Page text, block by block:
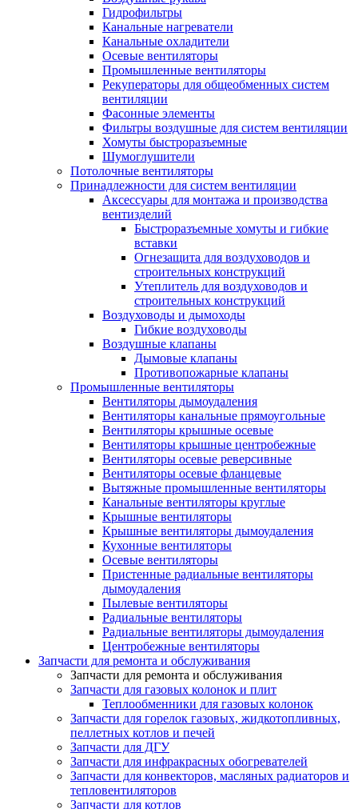
Гидрофильтры
Канальные нагреватели
Канальные охладители
Осевые вентиляторы
Промышленные вентиляторы
Рекуператоры для общеобменных систем
вентиляции
Фасонные элементы
Фильтры воздушные для систем вентиляции
Хомуты быстроразъемные
Шумоглушители
Потолочные вентиляторы
Принадлежности для систем вентиляции
Аксессуары для монтажа и производства
вентизделий
Быстроразъемные хомуты и гибкие
вставки
Огнезащита для воздуховодов и
строительных конструкций
Утеплитель для воздуховодов и
строительных конструкций
Воздуховоды и дымоходы
Гибкие воздуховоды
Воздушные клапаны
Дымовые клапаны
Противопожарные клапаны
Промышленные вентиляторы
Вентиляторы дымоудаления
Вентиляторы канальные прямоугольные
Вентиляторы крышные осевые
Вентиляторы крышные центробежные
Вентиляторы осевые реверсивные
Вентиляторы осевые фланцевые
Вытяжные промышленные вентиляторы
Канальные вентиляторы круглые
Крышные вентиляторы
Крышные вентиляторы дымоудаления
Кухонные вентиляторы
Осевые вентиляторы
Пристенные радиальные вентиляторы
дымоудаления
Пылевые вентиляторы
Радиальные вентиляторы
Радиальные вентиляторы дымоудаления
Центробежные вентиляторы
Запчасти для ремонта и обслуживания
Запчасти для ремонта и обслуживания
Запчасти для газовых колонок и плит
Теплообменники для газовых колонок
Запчасти для горелок газовых, жидкотопливных,
пеллетных котлов и печей
Запчасти для ДГУ
Запчасти для инфракрасных обогревателей
Запчасти для конвекторов, масляных радиаторов и
тепловентиляторов
Запчасти для котлов